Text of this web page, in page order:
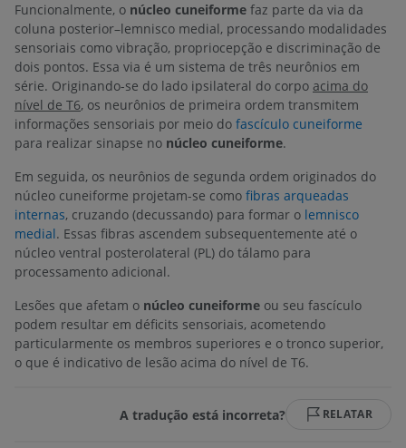
Funcionalmente, o núcleo cuneiforme faz parte da via da
coluna posterior–lemnisco medial, processando modalidades
sensoriais como vibração, propriocepção e discriminação de
dois pontos. Essa via é um sistema de três neurônios em
série. Originando-se do lado ipsilateral do corpo acima do
nível de T6, os neurônios de primeira ordem transmitem
informações sensoriais por meio do fascículo cuneiforme
para realizar sinapse no núcleo cuneiforme.
Em seguida, os neurônios de segunda ordem originados do
núcleo cuneiforme projetam-se como fibras arqueadas
internas, cruzando (decussando) para formar o lemnisco
medial. Essas fibras ascendem subsequentemente até o
núcleo ventral posterolateral (PL) do tálamo para
processamento adicional.
Lesões que afetam o núcleo cuneiforme ou seu fascículo
podem resultar em déficits sensoriais, acometendo
particularmente os membros superiores e o tronco superior,
o que é indicativo de lesão acima do nível de T6.
A tradução está incorreta? RELATAR